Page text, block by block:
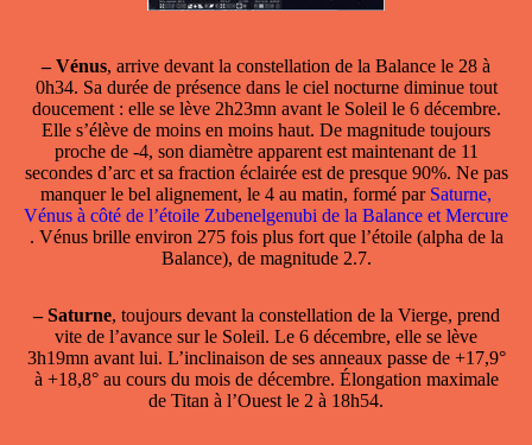
– Vénus, arrive devant la constellation de la Balance le 28 à
0h34. Sa durée de présence dans le ciel nocturne diminue tout
doucement : elle se lève 2h23mn avant le Soleil le 6 décembre.
Elle s’élève de moins en moins haut. De magnitude toujours
proche de -4, son diamètre apparent est maintenant de 11
secondes d’arc et sa fraction éclairée est de presque 90%. Ne pas
manquer le bel alignement, le 4 au matin, formé par Saturne,
Vénus à côté de l’étoile Zubenelgenubi de la Balance et Mercure
. Vénus brille environ 275 fois plus fort que l’étoile (alpha de la
Balance), de magnitude 2.7.
– Saturne, toujours devant la constellation de la Vierge, prend
vite de l’avance sur le Soleil. Le 6 décembre, elle se lève
3h19mn avant lui. L’inclinaison de ses anneaux passe de +17,9°
à +18,8° au cours du mois de décembre. Élongation maximale
de Titan à l’Ouest le 2 à 18h54.